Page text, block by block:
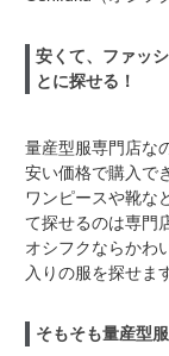
安くて、ファッ
とに探せる！
量産型服専門店な
安い価格で購入で
ワンピースや靴な
て探せるのは専門
オシフクならかわ
入りの服を探せま
そもそも量産型